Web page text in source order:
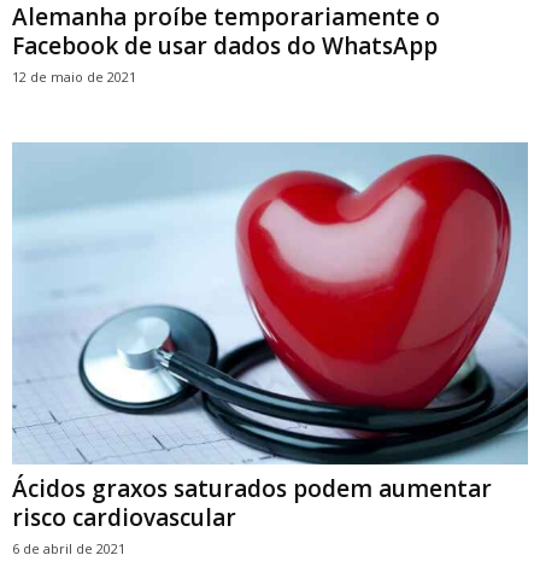
Alemanha proíbe temporariamente o
Facebook de usar dados do WhatsApp
12 de maio de 2021
Ácidos graxos saturados podem aumentar
risco cardiovascular
6 de abril de 2021